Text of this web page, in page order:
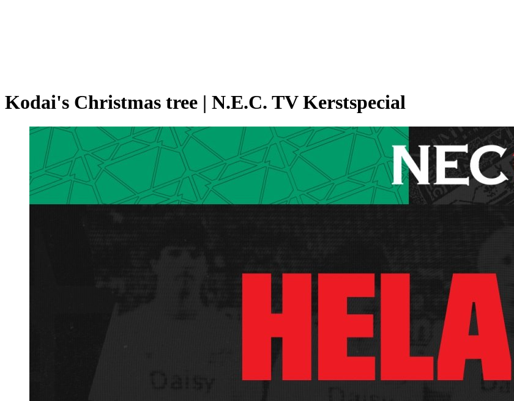
Kodai's Christmas tree | N.E.C. TV Kerstspecial